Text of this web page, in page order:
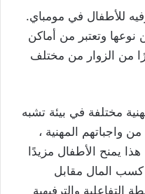
للأطفال في مومباي.
وتعتبر من أماكن
من الزوار من مختلف
مختلفة في بيئة تشبه
من واجباتهم المهنية ،
يمنح الأطفال مزيدًا
كسب المال مقابل
التفاعلية والترفيهية